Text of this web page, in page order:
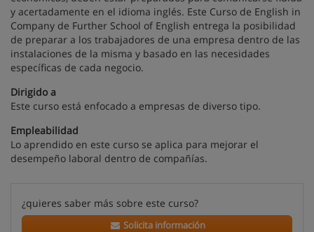
y acertadamente en el idioma inglés. Este Curso de English in
Company de Further School of English entrega la posibilidad
de preparar a los trabajadores de una empresa dentro de las
instalaciones de la misma y basado en las necesidades
específicas de cada negocio.
Dirigido a
Este curso está enfocado a empresas de diverso tipo.
Empleabilidad
Lo aprendido en este curso se aplica para mejorar el
desempeño laboral dentro de compañías.
¿quieres saber más sobre este curso?
Solicita información